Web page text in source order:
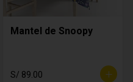
Mantel de Snoopy
S/ 89.00